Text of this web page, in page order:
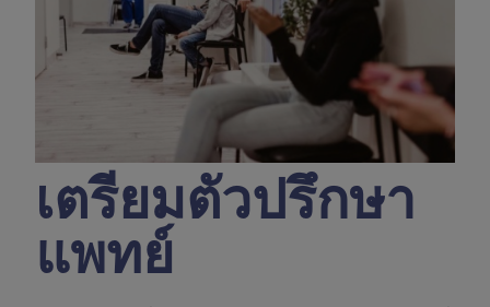
เตรียมตัวปรึกษา
แพทย์